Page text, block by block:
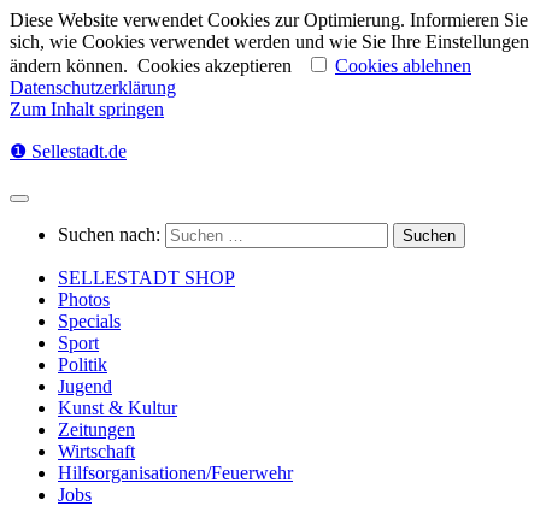
Diese Website verwendet Cookies zur Optimierung. Informieren Sie
sich, wie Cookies verwendet werden und wie Sie Ihre Einstellungen
ändern können. Cookies akzeptieren
Cookies ablehnen
Datenschutzerklärung
Zum Inhalt springen
❶ Sellestadt.de
Suchen nach:
SELLESTADT SHOP
Photos
Specials
Sport
Politik
Jugend
Kunst & Kultur
Zeitungen
Wirtschaft
Hilfsorganisationen/Feuerwehr
Jobs